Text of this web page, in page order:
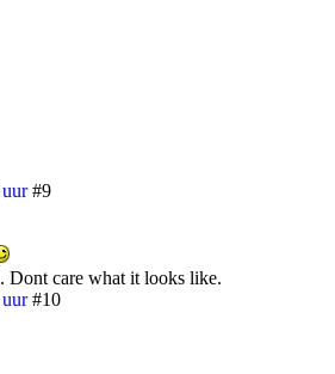
#9
Dont care what it looks like.
#10